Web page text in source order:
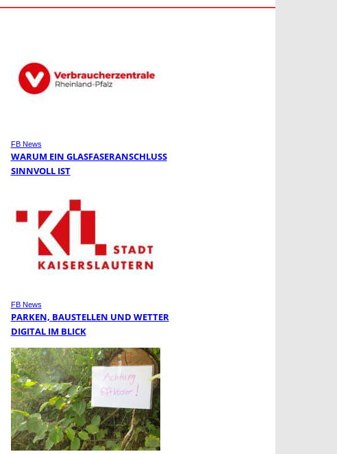
FB News
WARUM EIN GLASFASERANSCHLUSS
SINNVOLL IST
FB News
PARKEN, BAUSTELLEN UND WETTER
DIGITAL IM BLICK